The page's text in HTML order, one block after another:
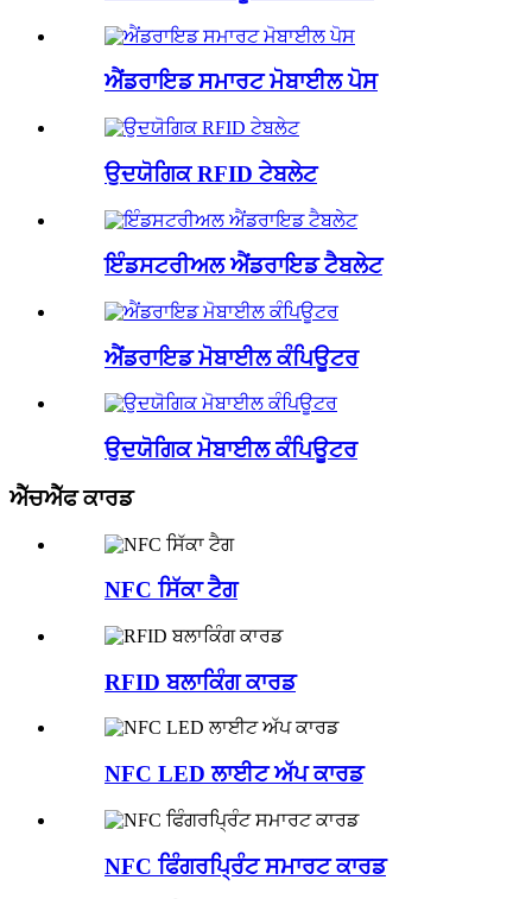
ਐਂਡਰਾਇਡ ਸਮਾਰਟ ਮੋਬਾਈਲ ਪੋਸ
ਉਦਯੋਗਿਕ RFID ਟੇਬਲੇਟ
ਇੰਡਸਟਰੀਅਲ ਐਂਡਰਾਇਡ ਟੈਬਲੇਟ
ਐਂਡਰਾਇਡ ਮੋਬਾਈਲ ਕੰਪਿਊਟਰ
ਉਦਯੋਗਿਕ ਮੋਬਾਈਲ ਕੰਪਿਊਟਰ
ਐੱਚਐੱਫ ਕਾਰਡ
NFC ਸਿੱਕਾ ਟੈਗ
RFID ਬਲਾਕਿੰਗ ਕਾਰਡ
NFC LED ਲਾਈਟ ਅੱਪ ਕਾਰਡ
NFC ਫਿੰਗਰਪ੍ਰਿੰਟ ਸਮਾਰਟ ਕਾਰਡ